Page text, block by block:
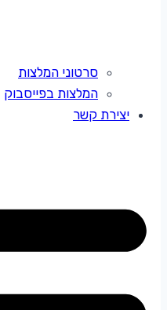
סרטוני המלצות
המלצות בפייסבוק
יצירת קשר